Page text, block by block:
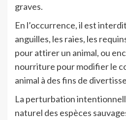
graves.
En l’occurrence, il est
anguilles, les raies, les
pour attirer un animal, ou
nourriture pour modifier le
animal à des fins de
La perturbation
naturel des espèces